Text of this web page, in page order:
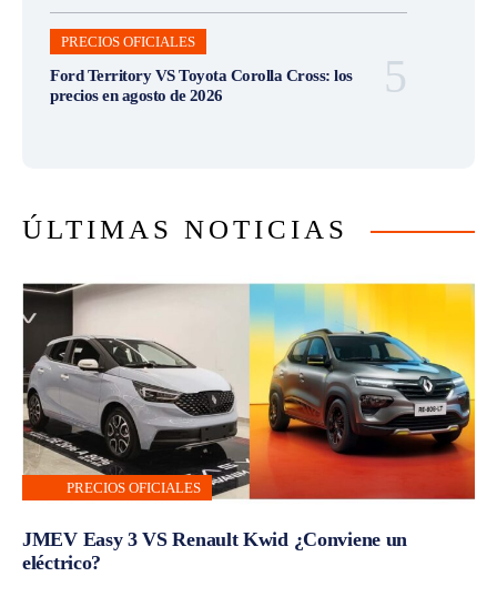
PRECIOS OFICIALES
Ford Territory VS Toyota Corolla Cross: los
precios en agosto de 2026
ÚLTIMAS NOTICIAS
PRECIOS OFICIALES
JMEV Easy 3 VS Renault Kwid ¿Conviene un
eléctrico?